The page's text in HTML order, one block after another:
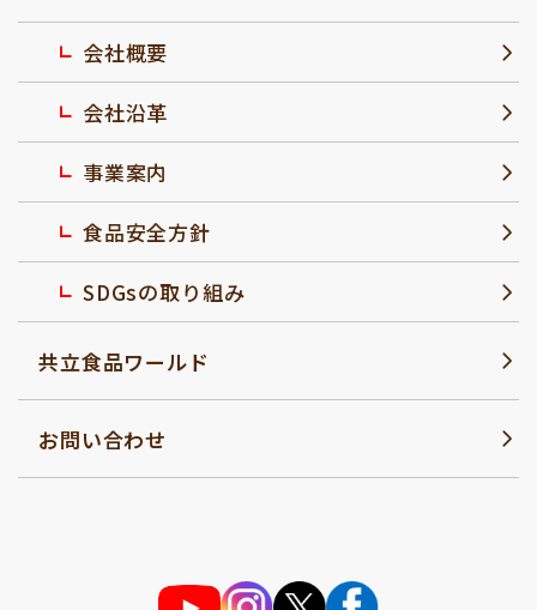
会社概要
会社沿革
事業案内
食品安全方針
SDGsの取り組み
共立食品ワールド
お問い合わせ